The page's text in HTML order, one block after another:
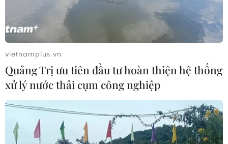
Công trường thi công ga S9 Kim Mã. (Ảnh: Dương
Giang/TTXVN)
vietnamplus.vn
Quảng Trị ưu tiên đầu tư hoàn thiện hệ thống
xử lý nước thải cụm công nghiệp